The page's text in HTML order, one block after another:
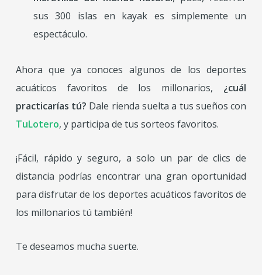
sus 300 islas en kayak es simplemente un
espectáculo.
Ahora que ya conoces algunos de los deportes
acuáticos favoritos de los millonarios, ¿cuál
practicarías tú? Dale rienda suelta a tus sueños con
TuLotero, y participa de tus sorteos favoritos.
¡Fácil, rápido y seguro, a solo un par de clics de
distancia podrías encontrar una gran oportunidad
para disfrutar de los deportes acuáticos favoritos de
los millonarios tú también!
Te deseamos mucha suerte.